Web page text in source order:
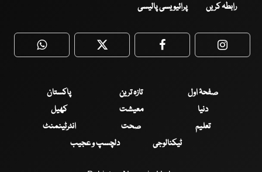
رابطہ کریں پرائیویسی پالیسی
WhatsApp Twitter Facebook
صفحۂ اول تازہ ترین
پاکستان
دنیا
معیشت
کھیل
تعلیم
صحت
انٹرٹینمنٹ
ٹیکنالوجی
دلچسپ و عجیب